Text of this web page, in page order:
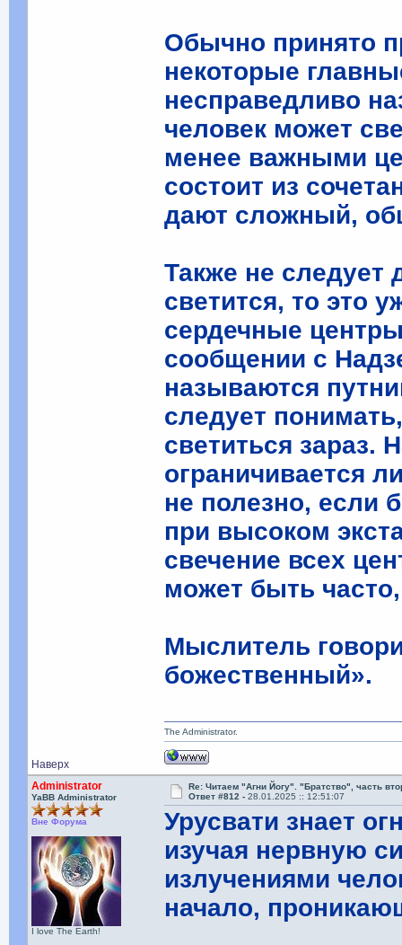
Обычно принято
некоторые
несправедливо
человек может
менее важными
состоит из
дают сложный,
Также не следует
светится, то это
сердечные
сообщении с
называются
следует
светиться
ограничивается
не полезно, если
при высоком
свечение всех
может быть
Мыслитель
божественный».
Наверх
The Administrator.
Administrator
YaBB Administrator
Вне Форума
I love The Earth!
Re: Читаем "Агни Йогу". "Братство", часть
Ответ #812 -28.01.2025 :: 12:51:07
Урусвати знает
изучая нервную
излучениями
начало,